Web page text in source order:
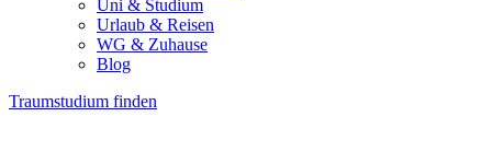
Uni & Studium
Urlaub & Reisen
WG & Zuhause
Blog
Traumstudium finden